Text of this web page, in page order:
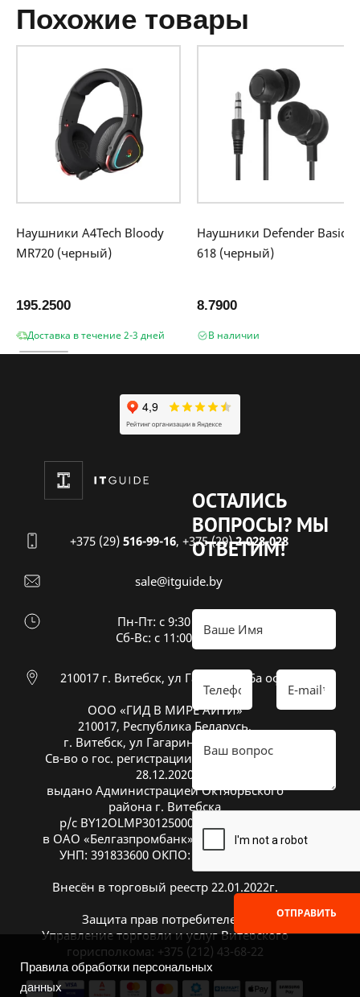
похожие товары
Наушники A4Tech Bloody
MR720 (черный)
195.2500
Доставка в течение 2-3 дней
Наушники Defender Basic
618 (черный)
8.7900
В наличии
+375 (29) 516-99-16, +375 (29)2-028-028
sale@itguide.by
Пн-Пт: с 9:30 до 18:30
Cб-Вс: с 11:00 до 16:00
210017 г. Витебск, ул Гагарина 26а оф 20
ООО «ГИД В МИРЕ АЙТИ»
210017, Республика Беларусь,
г. Витебск, ул Гагарина 26А, оф. 20
Св-во о гос. регистрации № 391833600 от
28.12.2020
выдано Администрацией Октябрьского
района г. Витебска
р/с BY12OLMP30125000269700000933
в ОАО «Белгазпромбанк», код OLMPBY2X
УНП: 391833600 ОКПО: 504669272000
Внесён в торговый реестр 22.01.2022г.
Защита прав потребителей:
Управление торговли и услуг Витебского
горисполкома: +375 (212) 43-68-22
ОСТАЛИСЬ
ВОПРОСЫ? МЫ
ОТВЕТИМ!
ОТПРАВИТЬ
Правила обработки персональных
данных